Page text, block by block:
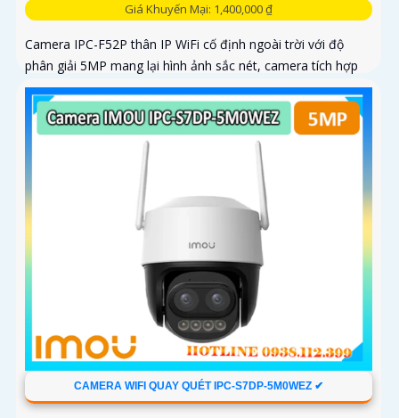
Giá Khuyến Mại: 1,400,000 ₫
Camera IPC-F52P thân IP WiFi cố định ngoài trời với độ
phân giải 5MP mang lại hình ảnh sắc nét, camera tích hợp
hồng ngoại 30m, mic ghi âm, hỗ trợ chuẩn nén H.265 tiết
kiệm băng thông
CAMERA WIFI QUAY QUÉT IPC-S7DP-5M0WEZ ✔